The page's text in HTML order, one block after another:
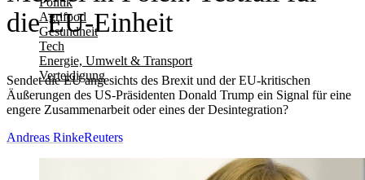
Agrifood
Gesundheit
Tech
Energie, Umwelt & Transport
Verteidigung
die EU-Einheit
Sendet die EU angesichts des Brexit und der EU-kritischen
Äußerungen des US-Präsidenten Donald Trump ein Signal für eine
engere Zusammenarbeit oder eines der Desintegration?
Andreas RinkeReuters